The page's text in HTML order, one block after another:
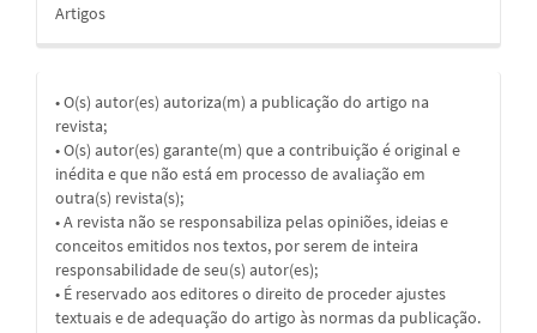
Artigos
• O(s) autor(es) autoriza(m) a publicação do artigo na
revista;
• O(s) autor(es) garante(m) que a contribuição é original e
inédita e que não está em processo de avaliação em
outra(s) revista(s);
• A revista não se responsabiliza pelas opiniões, ideias e
conceitos emitidos nos textos, por serem de inteira
responsabilidade de seu(s) autor(es);
• É reservado aos editores o direito de proceder ajustes
textuais e de adequação do artigo às normas da publicação.